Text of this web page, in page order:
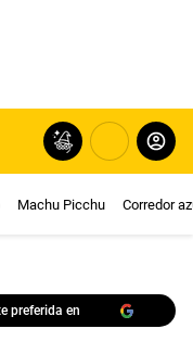
Machu Picchu Corredor
preferida en